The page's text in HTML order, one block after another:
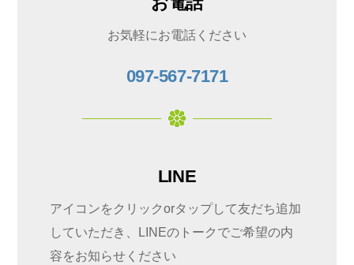
お気軽にお電話ください
097-567-7171
LINE
アイコンをクリックorタップして友だち追加
していただき、LINEのトークでご希望の内
容をお知らせください